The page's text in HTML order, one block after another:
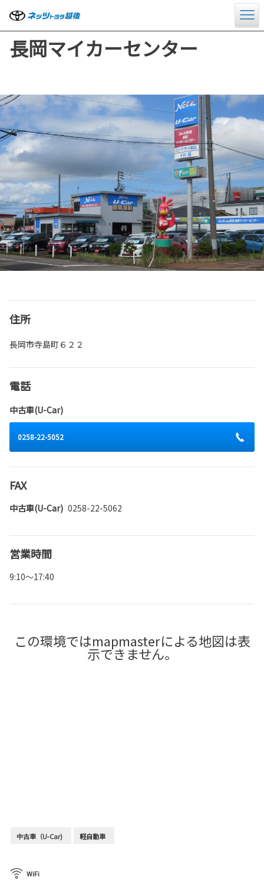
長岡マイカーセンター
住所
長岡市寺島町６２２
電話
中古車(U-Car)
0258-22-5052
FAX
中古車(U-Car) 0258-22-5062
営業時間
9:10～17:40
中古車（U-Car) 軽自動車
WiFi
この環境ではmapmasterによる地図は表
示できません。